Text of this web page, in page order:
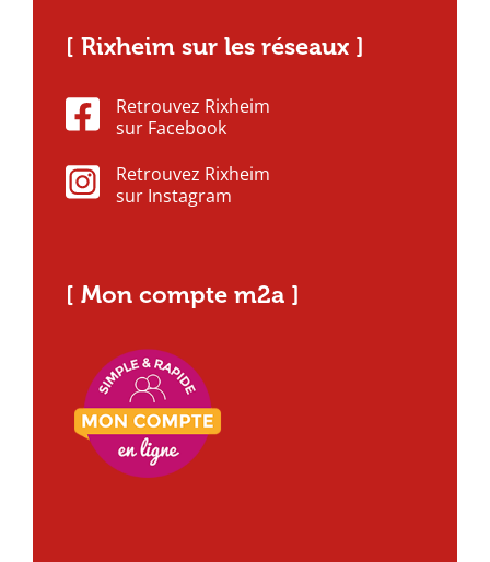
[ Rixheim sur les réseaux ]
Retrouvez Rixheim
sur Facebook
Retrouvez Rixheim
sur Instagram
[ Mon compte m2a ]